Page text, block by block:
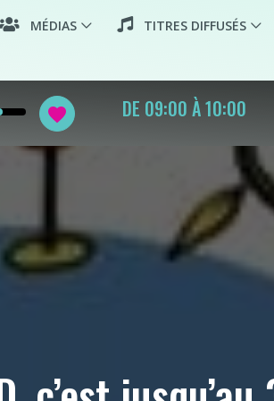
MÉDIAS TITRES DIFFUSÉS
favorite
PLAYLIST FR POP